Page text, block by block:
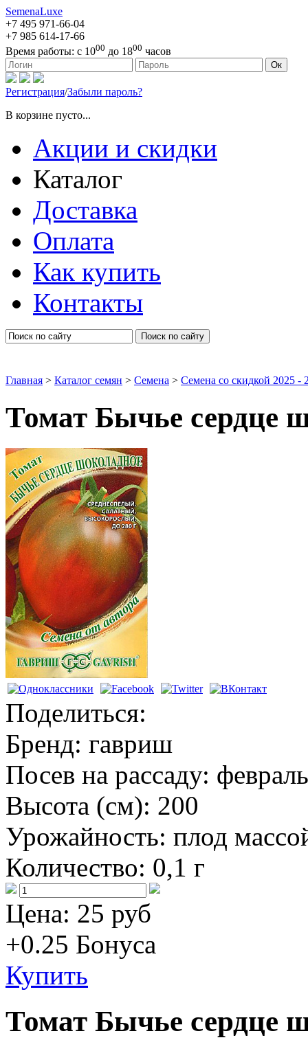
SemenaLuxe
+7 495 971-66-04
+7 985 614-17-66
Время работы: с 1000 до 1800 часов
127473, г. Москва, ул. Краснопролетарская, д. 16, стр. 1 Ок
Регистрация/Забыли пароль?
В корзине пусто...
Акции и скидки
Каталог
Доставка
Оплата
Как купить
Контакты
Поиск по сайту
Главная > Каталог семян > Семена > Семена со скидкой 2025 -
Томат Бычье сердце
Семена овощей
Поделиться:
Бренд: гавриш
Посев на рассаду:
Высота (см): 200
Урожайность: плод
Количество: 0,1 г
Цена: 25 руб
+0.25 Бонуса
Купить
Томат Бычье сердце